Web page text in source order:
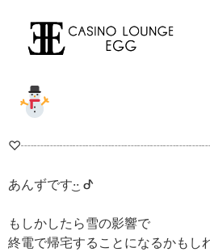
あんずです·͜· ︎︎ᕷ
もしかしたら雪の影響で
終電で帰宅することになるかもし